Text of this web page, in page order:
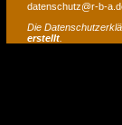
datenschutz@r-b-
Die
erstellt